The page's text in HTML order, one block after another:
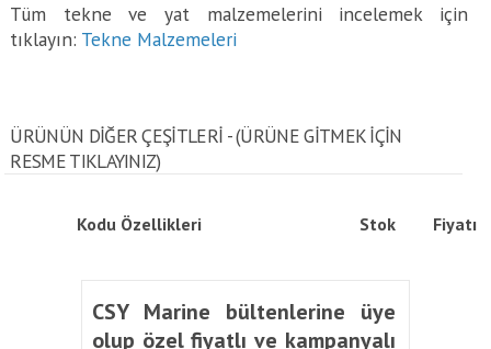
Tüm tekne ve yat malzemelerini incelemek için
tıklayın: Tekne Malzemeleri
ÜRÜNÜN DİĞER ÇEŞİTLERİ - (ÜRÜNE GITMEK IÇIN
RESME TIKLAYINIZ)
Kodu Özellikleri Stok Fiyatı
CSY Marine bültenlerine üye
olup özel fiyatlı ve kampanyalı